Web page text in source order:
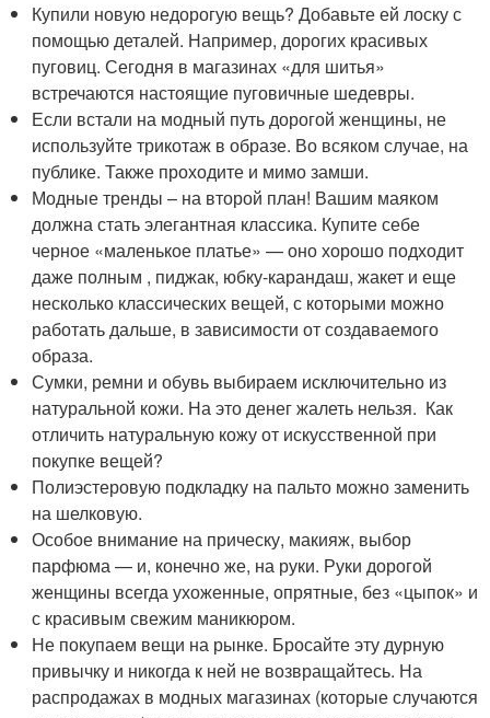
Купили новую недорогую вещь? Добавьте ей лоску с
помощью деталей. Например, дорогих красивых
пуговиц. Сегодня в магазинах «для шитья»
встречаются настоящие пуговичные шедевры.
Если встали на модный путь дорогой женщины, не
используйте трикотаж в образе. Во всяком случае, на
публике. Также проходите и мимо замши.
Модные тренды – на второй план! Вашим маяком
должна стать элегантная классика. Купите себе
черное «маленькое платье» — оно хорошо подходит
даже полным , пиджак, юбку-карандаш, жакет и еще
несколько классических вещей, с которыми можно
работать дальше, в зависимости от создаваемого
образа.
Сумки, ремни и обувь выбираем исключительно из
натуральной кожи. На это денег жалеть нельзя. Как
отличить натуральную кожу от искусственной при
покупке вещей?
Полиэстеровую подкладку на пальто можно заменить
на шелковую.
Особое внимание на прическу, макияж, выбор
парфюма — и, конечно же, на руки. Руки дорогой
женщины всегда ухоженные, опрятные, без «цыпок» и
с красивым свежим маникюром.
Не покупаем вещи на рынке. Бросайте эту дурную
привычку и никогда к ней не возвращайтесь. На
распродажах в модных магазинах (которые случаются